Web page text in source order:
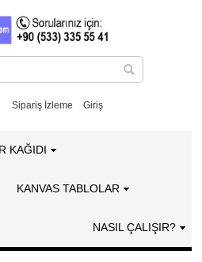
Sipariş İzleme Giriş
KAĞIDI
KANVAS TABLOLAR
NASIL ÇALIŞIR?